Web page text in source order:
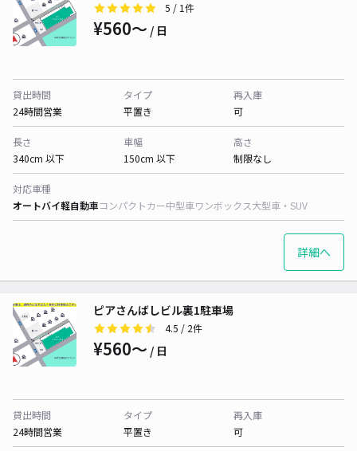
5 / 1件
¥560〜 / 日
貸出時間
24時間営業
タイプ
平置き
再入庫
可
長さ
340cm 以下
車幅
150cm 以下
高さ
制限なし
対応車種
オートバイ軽自動車コンパクトカー中型車ワンボックス大型車・SUV
詳細へ
ピアさんばしビル裏1駐車場
4.5 / 2件
¥560〜 / 日
貸出時間
24時間営業
タイプ
平置き
再入庫
可